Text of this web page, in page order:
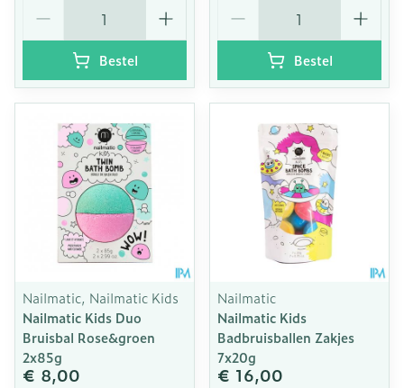
Bestel Bestel
Nailmatic, Nailmatic Kids
Nailmatic Kids Duo
Bruisbal Rose&groen
2x85g
€ 8,00
Nailmatic
Nailmatic Kids
Badbruisballen Zakjes
7x20g
€ 16,00